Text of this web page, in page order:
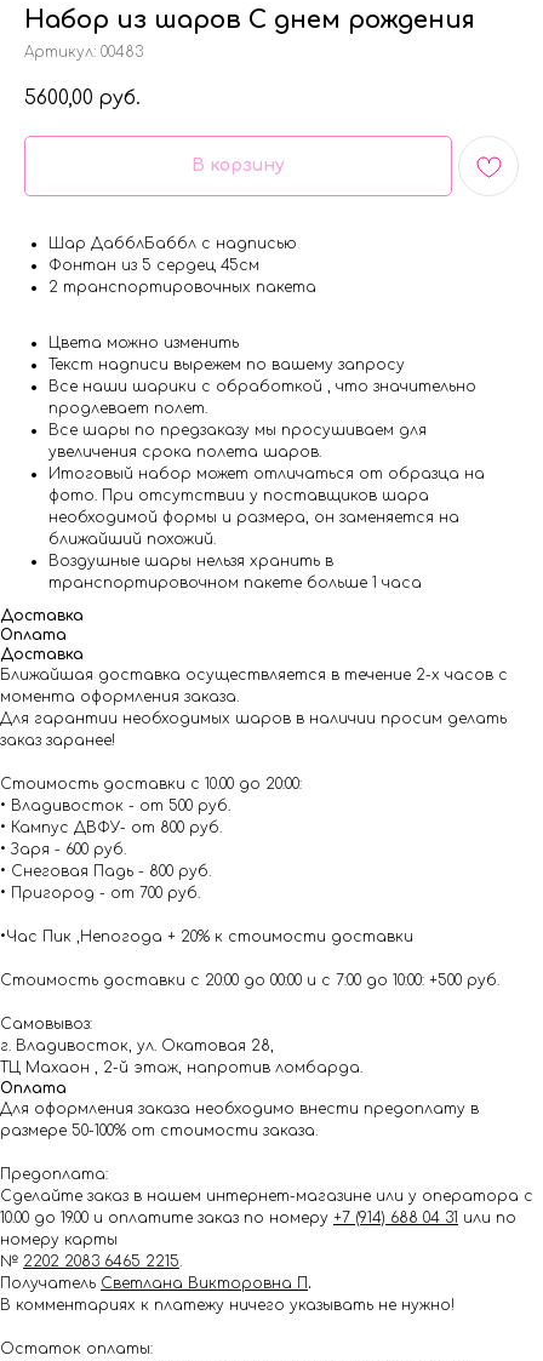
Набор из шаров С днем рождения
Артикул: 00483
5600,00 руб.
В корзину
Шар ДабблБаббл с надписью
Фонтан из 5 сердец 45см
2 транспортировочных пакета
Цвета можно изменить
Текст надписи вырежем по вашему запросу
Все наши шарики с обработкой , что значительно
продлевает полет.
Все шары по предзаказу мы просушиваем для
увеличения срока полета шаров.
Итоговый набор может отличаться от образца на
фото. При отсутствии у поставщиков шара
необходимой формы и размера, он заменяется на
ближайший похожий.
Воздушные шары нельзя хранить в
транспортировочном пакете больше 1 часа
Доставка
Оплата
Доставка
Ближайшая доставка осуществляется в течение 2-х часов с
момента оформления заказа.
Для гарантии необходимых шаров в наличии просим делать
заказ заранее!
Стоимость доставки с 10.00 до 20:00:
• Владивосток - от 500 руб.
• Кампус ДВФУ- от 800 руб.
• Заря - 600 руб.
• Снеговая Падь - 800 руб.
• Пригород - от 700 руб.
•Час Пик ,Непогода + 20% к стоимости доставки
Стоимость доставки с 20:00 до 00:00 и с 7:00 до 10:00: +500 руб.
Самовывоз:
г. Владивосток, ул. Окатовая 28,
ТЦ Махаон , 2-й этаж, напротив ломбарда.
Оплата
Для оформления заказа необходимо внести предоплату в
размере 50-100% от стоимости заказа.
Предоплата:
Сделайте заказ в нашем интернет-магазине или у оператора с
10.00 до 19.00 и оплатите заказ по номеру +7 (914) 688 04 31 или по
номеру карты
№ 2202 2083 6465 2215.
Получатель Светлана Викторовна П .
В комментариях к платежу ничего указывать не нужно!
Остаток оплаты: